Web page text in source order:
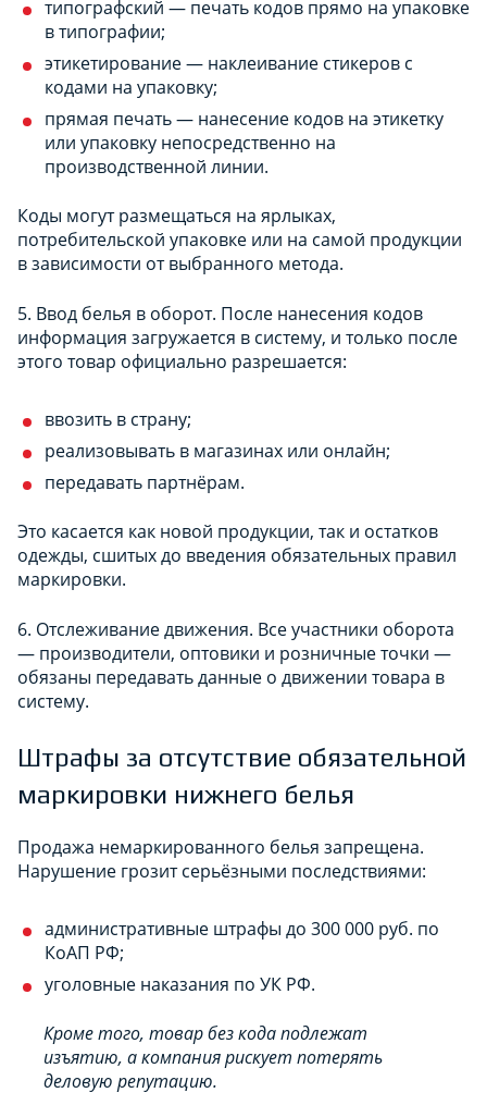
типографский — печать кодов прямо на упаковке
в типографии;
этикетирование — наклеивание стикеров с
кодами на упаковку;
прямая печать — нанесение кодов на этикетку
или упаковку непосредственно на
производственной линии.
Коды могут размещаться на ярлыках,
потребительской упаковке или на самой продукции
в зависимости от выбранного метода.
5. Ввод белья в оборот. После нанесения кодов
информация загружается в систему, и только после
этого товар официально разрешается:
ввозить в страну;
реализовывать в магазинах или онлайн;
передавать партнёрам.
Это касается как новой продукции, так и остатков
одежды, сшитых до введения обязательных правил
маркировки.
6. Отслеживание движения. Все участники оборота
— производители, оптовики и розничные точки —
обязаны передавать данные о движении товара в
систему.
Штрафы за отсутствие обязательной
маркировки нижнего белья
Продажа немаркированного белья запрещена.
Нарушение грозит серьёзными последствиями:
административные штрафы до 300 000 руб. по
КоАП РФ;
уголовные наказания по УК РФ.
Кроме того, товар без кода подлежат
изъятию, а компания рискует потерять
деловую репутацию.